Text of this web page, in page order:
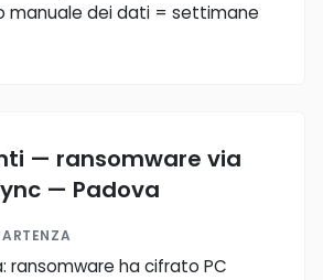
manuale dei dati = settimane
— ransomware via
— Padova
ransomware ha cifrato PC